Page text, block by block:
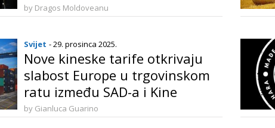
by Dragos Moldoveanu
Svijet - 29. prosinca 2025.
Nove kineske tarife otkrivaju
slabost Europe u trgovinskom
ratu između SAD-a i Kine
by Gianluca Guarino